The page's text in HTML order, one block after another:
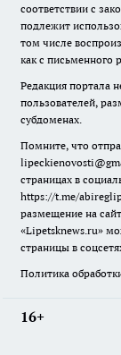
соответствии с
подлежит
том числе
как с письменного
Редакция портала
пользователей,
субдоменах.
Помните, что
страницах в
https://t.me/abireglip
размещение на
«Lipetsknews.ru»
страницы в
Политика
16+